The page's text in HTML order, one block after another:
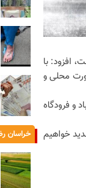
افزود: با
محلی و
و فرودگاه
خواهیم
خراسان